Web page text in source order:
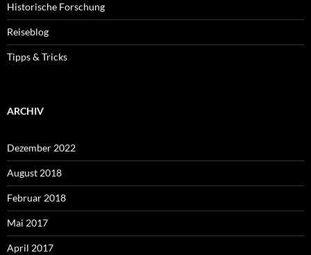
Historische Forschung
Reiseblog
Tipps & Tricks
ARCHIV
Dezember 2022
August 2018
Februar 2018
Mai 2017
April 2017